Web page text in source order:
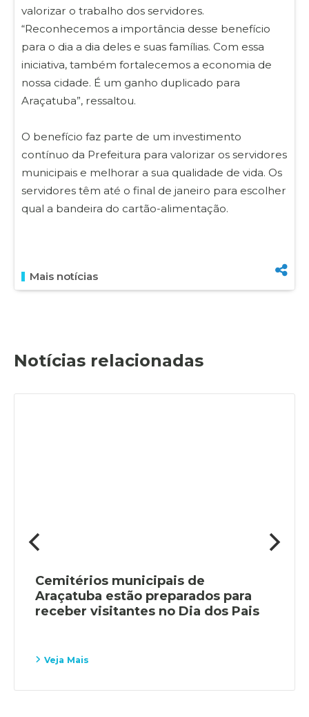
valorizar o trabalho dos servidores.
“Reconhecemos a importância desse benefício
para o dia a dia deles e suas famílias. Com essa
iniciativa, também fortalecemos a economia de
nossa cidade. É um ganho duplicado para
Araçatuba”, ressaltou.
O benefício faz parte de um investimento
contínuo da Prefeitura para valorizar os servidores
municipais e melhorar a sua qualidade de vida. Os
servidores têm até o final de janeiro para escolher
qual a bandeira do cartão-alimentação.
Mais notícias
Notícias relacionadas
Cemitérios municipais de
Araçatuba estão preparados para
receber visitantes no Dia dos Pais
Veja Mais